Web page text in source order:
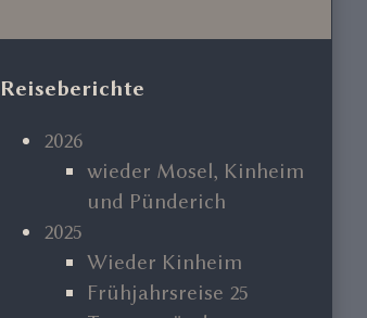
Primary
Sidebar
Reiseberichte
2026
wieder Mosel, Kinheim
und Pünderich
2025
Wieder Kinheim
Frühjahrsreise 25